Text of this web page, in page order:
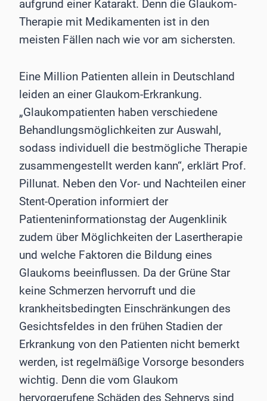
aufgrund einer Katarakt. Denn die Glaukom-
Therapie mit Medikamenten ist in den
meisten Fällen nach wie vor am sichersten.
Eine Million Patienten allein in Deutschland
leiden an einer Glaukom-Erkrankung.
„Glaukompatienten haben verschiedene
Behandlungsmöglichkeiten zur Auswahl,
sodass individuell die bestmögliche Therapie
zusammengestellt werden kann“, erklärt Prof.
Pillunat. Neben den Vor- und Nachteilen einer
Stent-Operation informiert der
Patienteninformationstag der Augenklinik
zudem über Möglichkeiten der Lasertherapie
und welche Faktoren die Bildung eines
Glaukoms beeinflussen. Da der Grüne Star
keine Schmerzen hervorruft und die
krankheitsbedingten Einschränkungen des
Gesichtsfeldes in den frühen Stadien der
Erkrankung von den Patienten nicht bemerkt
werden, ist regelmäßige Vorsorge besonders
wichtig. Denn die vom Glaukom
hervorgerufene Schäden des Sehnervs sind